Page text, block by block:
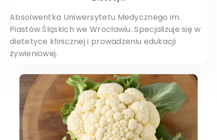
Absolwentka Uniwersytetu Medycznego im.
Piastów Śląskich we Wrocławiu. Specjalizuje się w
dietetyce klinicznej i prowadzeniu edukacji
żywieniowej.